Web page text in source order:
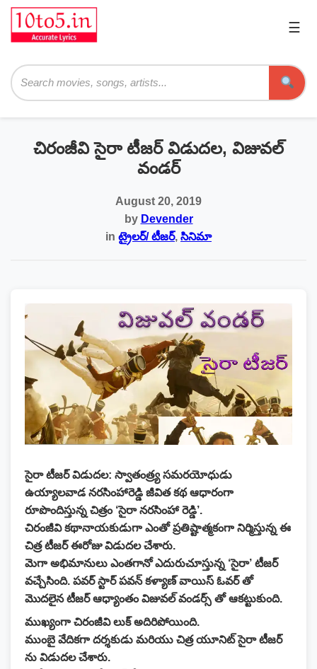
☰
చిరంజీవి సైరా టీజర్ విడుదల, విజువల్
వండర్
August 20, 2019
by Devender
in ట్రైలర్/ టీజర్, సినిమా
సైరా టీజర్ విడుదల: స్వాతంత్ర్య సమరయోధుడు
ఉయ్యాలవాడ నరసింహారెడ్డి జీవిత కథ ఆధారంగా
రూపొందిస్తున్న చిత్రం ‘సైరా నరసింహా రెడ్డి’.
చిరంజీవి కథానాయకుడుగా ఎంతో ప్రతిష్టాత్మకంగా నిర్మిస్తున్న ఈ
చిత్ర టీజర్ ఈరోజు విడుదల చేశారు.
మెగా అభిమానులు ఎంతగానో ఎదురుచూస్తున్న ‘సైరా’ టీజర్
వచ్చేసింది. పవర్ స్టార్ పవన్ కళ్యాణ్ వాయిస్ ఓవర్ తో
మొదలైన టీజర్ ఆధ్యాంతం విజువల్ వండర్స్ తో ఆకట్టుకుంది.
ముఖ్యంగా చిరంజీవి లుక్ అదిరిపోయింది.
ముంబై వేదికగా దర్శకుడు మరియు చిత్ర యూనిట్ సైరా టీజర్
ను విడుదల చేశారు.